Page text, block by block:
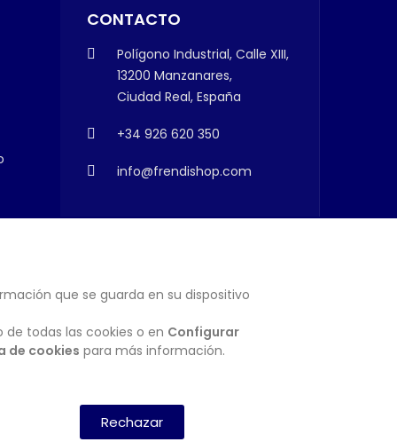
CONTACTO
Polígono Industrial, Calle XIII,
13200 Manzanares,
Ciudad Real, España
+34 926 620 350
info@frendishop.com
SUSCRIBIRSE
que se guarda en su dispositivo
todas las cookies o en Configurar
de cookies para más información.
Rechazar